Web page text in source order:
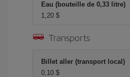
Eau (bouteille de 0,33 litre)
1,20 $
Transports
Billet aller (transport local)
0,10 $